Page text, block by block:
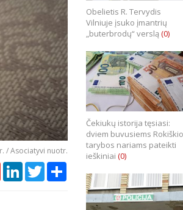
/ Asociatyvi nuotr.
GmailLinkedInTwitterShare
Obelietis R. Tervydis
Vilniuje įsuko įmantrių
„buterbrodų“ verslą (0)
Čekiukų istorija tęsiasi:
dviem buvusiems Rokiškio
tarybos nariams pateikti
ieškiniai (0)